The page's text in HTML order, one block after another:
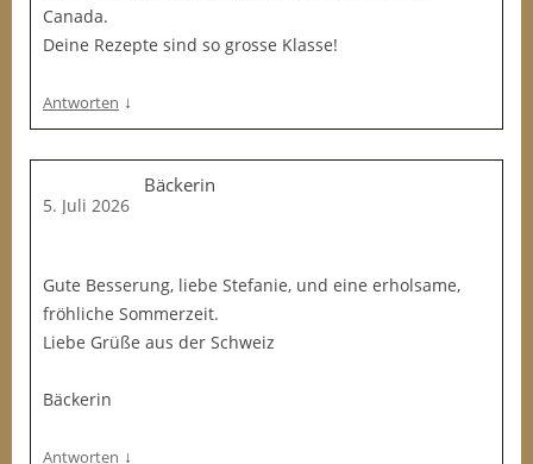
Canada.
Deine Rezepte sind so grosse Klasse!
Antworten ↓
Bäckerin
5. Juli 2026
Gute Besserung, liebe Stefanie, und eine erholsame,
fröhliche Sommerzeit.
Liebe Grüße aus der Schweiz
Bäckerin
Antworten ↓